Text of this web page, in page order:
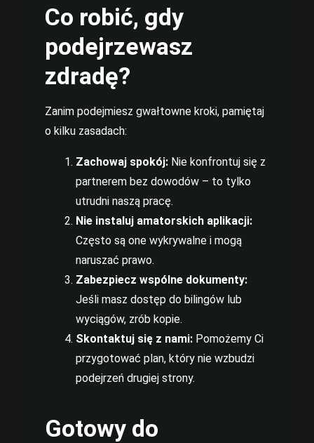
Co robić, gdy
podejrzewasz
zdradę?
Zanim podejmiesz gwałtowne kroki, pamiętaj
o kilku zasadach:
Zachowaj spokój: Nie konfrontuj się z
partnerem bez dowodów – to tylko
utrudni naszą pracę.
Nie instaluj amatorskich aplikacji:
Często są one wykrywalne i mogą
naruszać prawo.
Zabezpiecz wspólne dokumenty:
Jeśli masz dostęp do bilingów lub
wyciągów, zrób kopie.
Skontaktuj się z nami: Pomożemy Ci
przygotować plan, który nie wzbudzi
podejrzeń drugiej strony.
Gotowy do